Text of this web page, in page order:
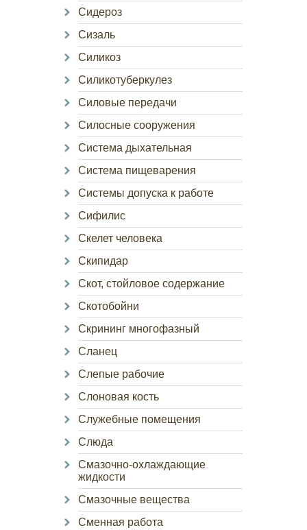
Сидероз
Сизаль
Силикоз
Силикотуберкулез
Силовые передачи
Силосные сооружения
Система дыхательная
Система пищеварения
Системы допуска к работе
Сифилис
Скелет человека
Скипидар
Скот, стойловое содержание
Скотобойни
Скрининг многофазный
Сланец
Слепые рабочие
Слоновая кость
Служебные помещения
Слюда
Смазочно-охлаждающие
жидкости
Смазочные вещества
Сменная работа